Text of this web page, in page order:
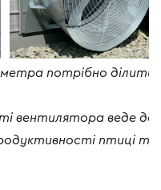
потрібно ділити
вентилятора веде до
птиці